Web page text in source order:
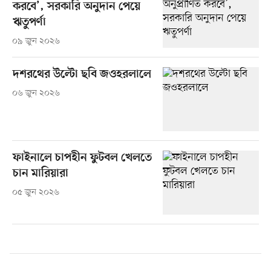
করবে’, সরকারি অনুদান পেয়ে
ঋতুপর্ণা
০৯ জুন ২০২৬
দশরথের উল্টো ছবি জওহরলালে
০৬ জুন ২০২৬
ফাইনালে চাপহীন ফুটবল খেলতে
চান মারিয়ারা
০৫ জুন ২০২৬